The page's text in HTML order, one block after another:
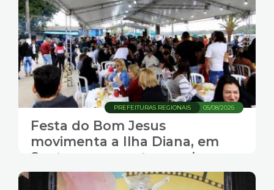
05/08/2026
PREFEITURAS REGIONAIS
Festa do Bom Jesus
movimenta a Ilha Diana, em
Santos, com gastronomia,
música e transporte gratuito